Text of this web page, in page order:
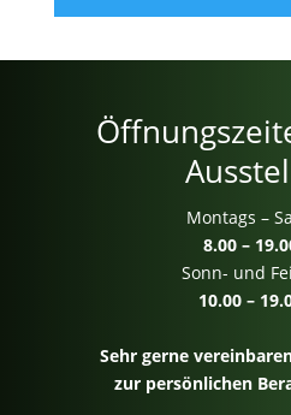
Montags –
8.00 –
Sonn- und
10.00 –
Sehr gerne
zur persönlichen